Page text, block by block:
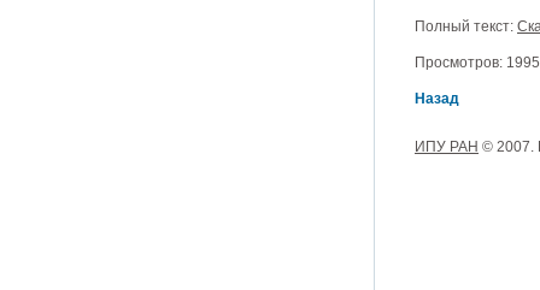
Полный текст:
Просмотров:
Назад
ИПУ РАН © 2007.